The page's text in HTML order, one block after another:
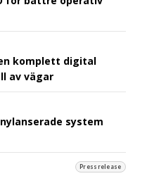
komplett digital
av vägar
system
Pressrelease